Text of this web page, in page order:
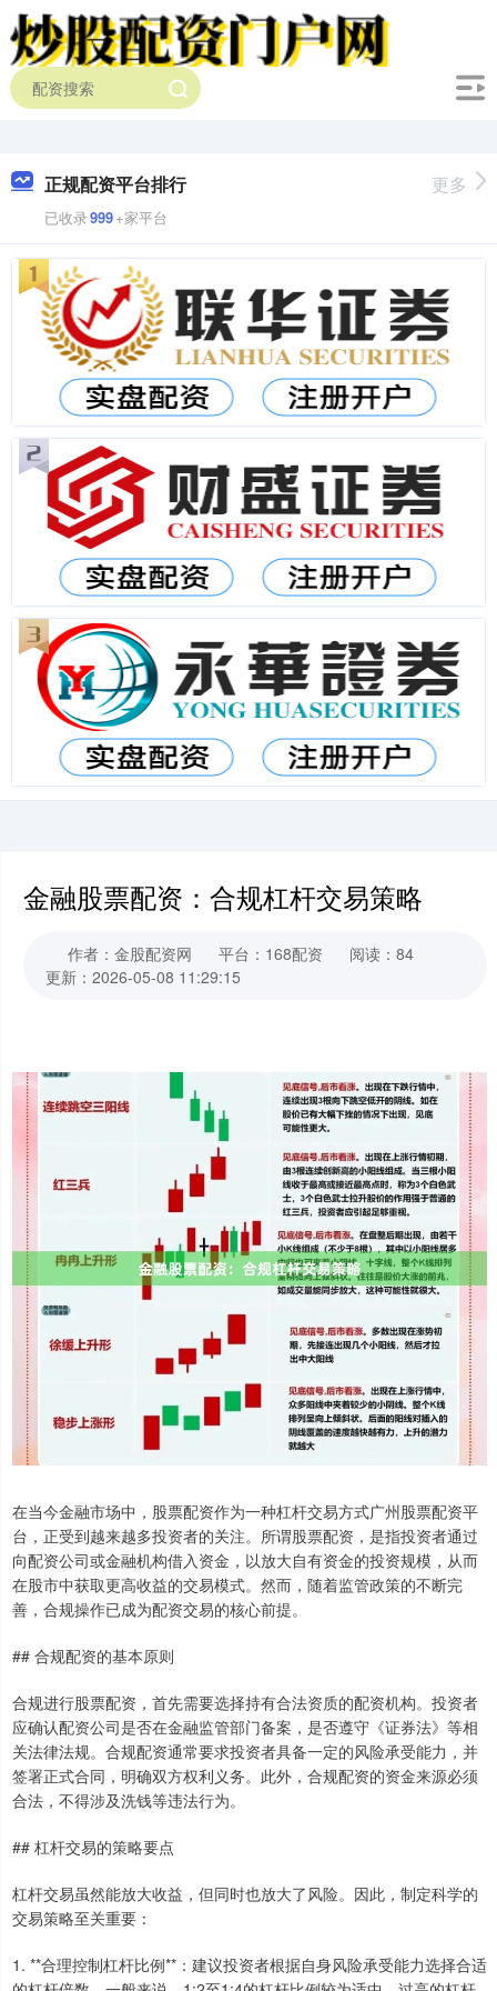
正规配资平台排行
已收录999+家平台
更多
金融股票配资：合规杠杆交易策略
作者：金股配资网 平台：168配资
阅读：84
更新：2026-05-08 11:29:15
在当今金融市场中，股票配资作为一种杠杆交易方式广州股票配资平
台，正受到越来越多投资者的关注。所谓股票配资，是指投资者通过
向配资公司或金融机构借入资金，以放大自有资金的投资规模，从而
在股市中获取更高收益的交易模式。然而，随着监管政策的不断完
善，合规操作已成为配资交易的核心前提。
## 合规配资的基本原则
合规进行股票配资，首先需要选择持有合法资质的配资机构。投资者
应确认配资公司是否在金融监管部门备案，是否遵守《证券法》等相
关法律法规。合规配资通常要求投资者具备一定的风险承受能力，并
签署正式合同，明确双方权利义务。此外，合规配资的资金来源必须
合法，不得涉及洗钱等违法行为。
## 杠杆交易的策略要点
杠杆交易虽然能放大收益，但同时也放大了风险。因此，制定科学的
交易策略至关重要：
1. **合理控制杠杆比例**：建议投资者根据自身风险承受能力选择合适